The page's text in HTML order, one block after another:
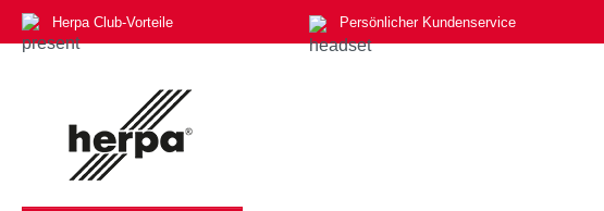
Hauptinhalt springen
Zur Suche springen
Zur Hauptnavigation springen
Herpa Club-Vorteile Persönlicher Kundenservice